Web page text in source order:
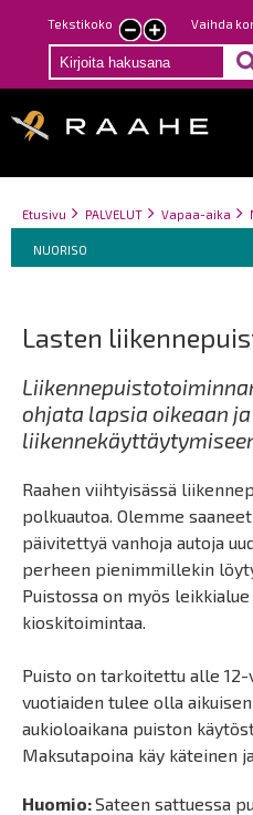
Hyppää
pääsisältöön
Tekstikoko
Pienennä
tekstin
kokoa
Suurenna
tekstin
kokoa
Vaihda
Breadcrumbs
You
here:
Etusivu PALVELUT Vapaa-aika
Breadcrumbs
You
are
NUORISO
Lasten
ohjata lapsia oikeaan
Raahen viihtyisässä
polkuautoa. Olemme
päivitettyä vanhoja autoja
perheen pienimmillekin
Puistossa on myös
kioskitoimintaa.
Puisto on tarkoitettu alle
vuotiaiden tulee olla
aukioloaikana puiston
Maksutapoina käy käteinen
Huomio:Sateen sattuessa